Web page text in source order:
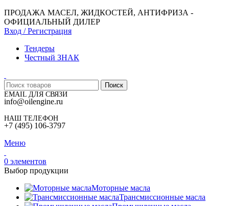
ПРОДАЖА МАСЕЛ, ЖИДКОСТЕЙ, АНТИФРИЗА -
ОФИЦИАЛЬНЫЙ ДИЛЕР
Вход / Регистрация
Тендеры
Честный ЗНАК
Поиск
EMAIL ДЛЯ СВЯЗИ
info@oilengine.ru
НАШ ТЕЛЕФОН
+7 (495) 106-3797
Меню
0 элементов
Выбор продукции
Моторные масла
Трансмиссионные масла